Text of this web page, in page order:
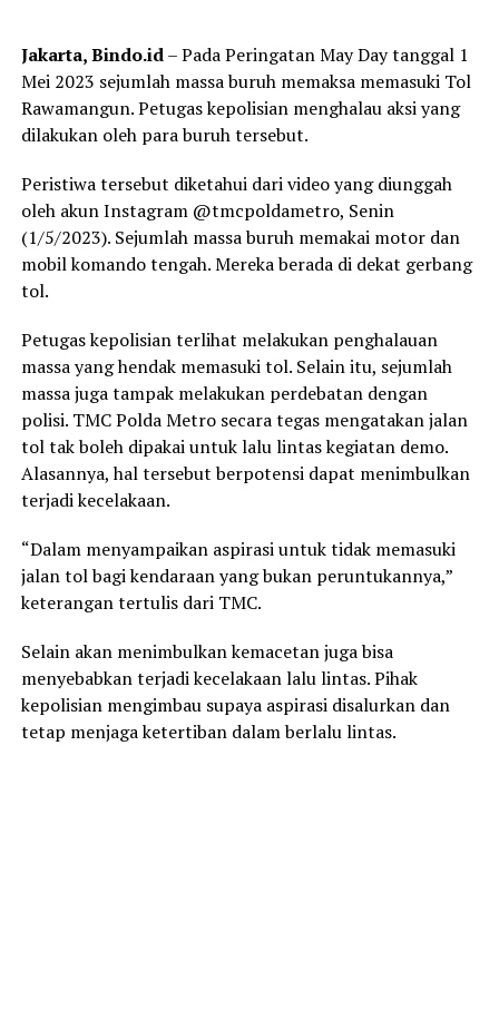
Jakarta, Bindo.id– Pada Peringatan May Day tanggal 1
Mei 2023 sejumlah massa buruh memaksa memasuki Tol
Rawamangun. Petugas kepolisian menghalau aksi yang
dilakukan oleh para buruh tersebut.
Peristiwa tersebut diketahui dari video yang diunggah
oleh akun Instagram @tmcpoldametro, Senin
(1/5/2023). Sejumlah massa buruh memakai motor dan
mobil komando tengah. Mereka berada di dekat gerbang
tol.
Petugas kepolisian terlihat melakukan penghalauan
massa yang hendak memasuki tol. Selain itu, sejumlah
massa juga tampak melakukan perdebatan dengan
polisi. TMC Polda Metro secara tegas mengatakan jalan
tol tak boleh dipakai untuk lalu lintas kegiatan demo.
Alasannya, hal tersebut berpotensi dapat menimbulkan
terjadi kecelakaan.
“Dalam menyampaikan aspirasi untuk tidak memasuki
jalan tol bagi kendaraan yang bukan peruntukannya,”
keterangan tertulis dari TMC.
Selain akan menimbulkan kemacetan juga bisa
menyebabkan terjadi kecelakaan lalu lintas. Pihak
kepolisian mengimbau supaya aspirasi disalurkan dan
tetap menjaga ketertiban dalam berlalu lintas.